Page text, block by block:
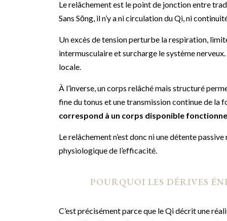
Le relâchement est le point de jonction entre
Sans Sōng, il n’y a ni circulation du Qi, ni
Un excès de tension perturbe la respiration,
intermusculaire et surcharge le système
locale.
À l’inverse, un corps relâché mais structuré
fine du tonus et une transmission continue de la
correspond à un corps disponible
Le relâchement n’est donc ni une détente
physiologique de l’efficacité.
POURQUOI LES DÉRIVES
C’est précisément parce que le Qi décrit une